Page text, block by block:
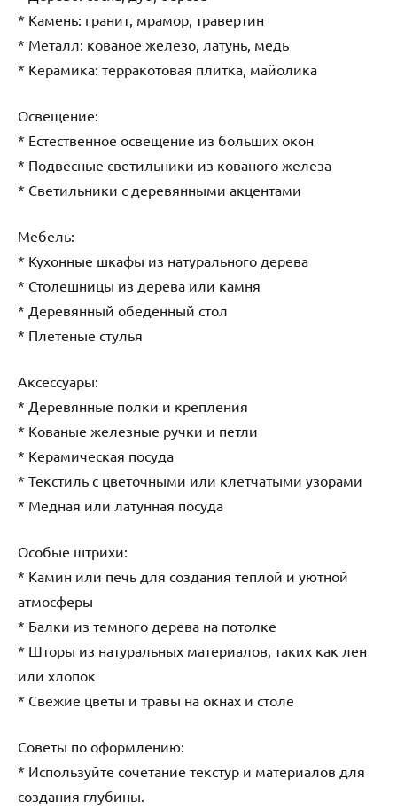
* Камень: гранит, мрамор, травертин
* Металл: кованое железо, латунь, медь
* Керамика: терракотовая плитка, майолика
Освещение:
* Естественное освещение из больших окон
* Подвесные светильники из кованого железа
* Светильники с деревянными акцентами
Мебель:
* Кухонные шкафы из натурального дерева
* Столешницы из дерева или камня
* Деревянный обеденный стол
* Плетеные стулья
Аксессуары:
* Деревянные полки и крепления
* Кованые железные ручки и петли
* Керамическая посуда
* Текстиль с цветочными или клетчатыми узорами
* Медная или латунная посуда
Особые штрихи:
* Камин или печь для создания теплой и уютной
атмосферы
* Балки из темного дерева на потолке
* Шторы из натуральных материалов, таких как лен
или хлопок
* Свежие цветы и травы на окнах и столе
Советы по оформлению:
* Используйте сочетание текстур и материалов для
создания глубины.